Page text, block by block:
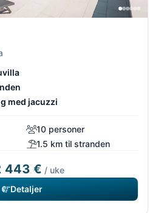
med jacuzzi
10 personer
1.5 km til stranden
443 € / uke
Detaljer